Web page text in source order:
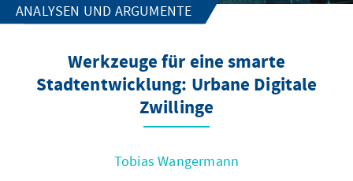
ANALYSEN UND ARGUMENTE
Werkzeuge für eine smarte
Stadtentwicklung: Urbane Digitale
Zwillinge
Tobias Wangermann